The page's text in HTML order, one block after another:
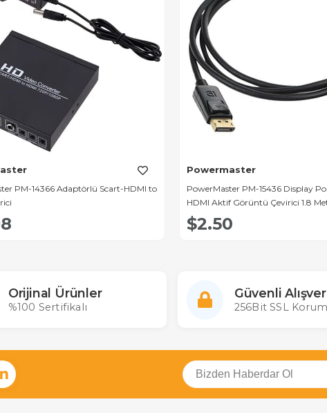
PM-14366 Adaptörlü Scart-HDMI to
Powermaster
PowerMaster PM-15436 Display
HDMI Aktif Görüntü Çevirici 1.8
$2.50
Orijinal Ürünler
%100 Sertifikalı
Güvenli
256Bit SSL